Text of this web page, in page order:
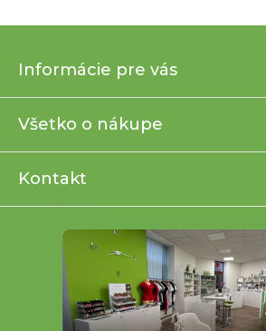
p
t
Informácie pre vás
Všetko o nákupe
Kontakt